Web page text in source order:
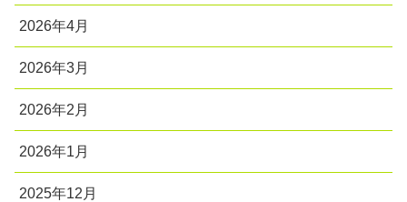
2026年4月
2026年3月
2026年2月
2026年1月
2025年12月